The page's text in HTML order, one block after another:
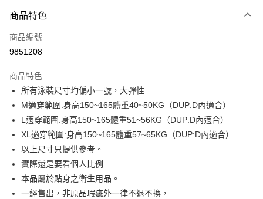
信用卡一次付款
信用卡分期付款
合作金庫商業銀行
華南商業銀行
彰化商業銀行
上海商業儲蓄銀行
台北富邦商業銀行
國泰世華商業銀行
兆豐國際商業銀行
臺灣中小企業銀行
台中商業銀行
匯豐（台灣）商業銀行
聯邦商業銀行
元大商業銀行
玉山商業銀行
台新國際商業銀行
中國信託商業銀行
超商取貨付款
LINE Pay
Apple Pay
街口支付
Google Pay
商品特色
商品編號
9851208
商品特色
所有泳裝尺寸均偏小一號，大彈性
M適穿範圍:身高150~165體重40~50KG（DUP:D內適合）
L適穿範圍:身高150~165體重51~56KG（DUP:D內適合）
XL適穿範圍:身高150~165體重57~65KG（DUP:D內適合）
以上尺寸只提供參考。
實際還是要看個人比例
本品屬於貼身之衛生用品。
一經售出，非原品瑕疵外一律不退不換，